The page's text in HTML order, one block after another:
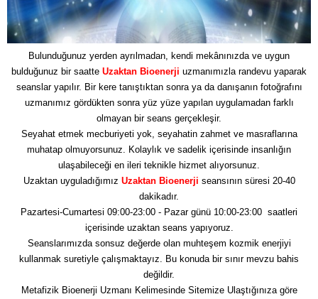
Bulunduğunuz yerden ayrılmadan, kendi mekânınızda ve uygun
bulduğunuz bir saatte Uzaktan Bioenerji uzmanımızla randevu yaparak
seanslar yapılır. Bir kere tanıştıktan sonra ya da danışanın fotoğrafını
uzmanımız gördükten sonra yüz yüze yapılan uygulamadan farklı
olmayan bir seans gerçekleşir.
Seyahat etmek mecburiyeti yok, seyahatin zahmet ve masraflarına
muhatap olmuyorsunuz. Kolaylık ve sadelik içerisinde insanlığın
ulaşabileceği en ileri teknikle hizmet alıyorsunuz.
Uzaktan uyguladığımız Uzaktan Bioenerji seansının süresi 20-40
dakikadır.
Pazartesi-Cumartesi 09:00-23:00 - Pazar günü 10:00-23:00 saatleri
içerisinde uzaktan seans yapıyoruz.
Seanslarımızda sonsuz değerde olan muhteşem kozmik enerjiyi
kullanmak suretiyle çalışmaktayız. Bu konuda bir sınır mevzu bahis
değildir.
Metafizik Bioenerji Uzmanı Kelimesinde Sitemize Ulaştığınıza göre